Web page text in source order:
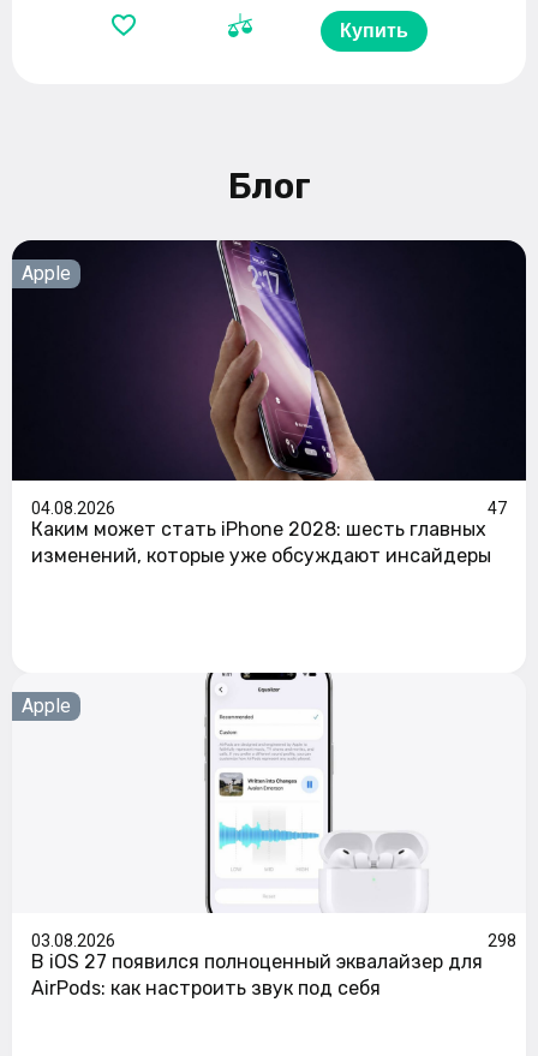
Купить
Блог
Apple
04.08.2026 47
Каким может стать iPhone 2028: шесть главных
изменений, которые уже обсуждают инсайдеры
Apple
03.08.2026 298
В iOS 27 появился полноценный эквалайзер для
AirPods: как настроить звук под себя